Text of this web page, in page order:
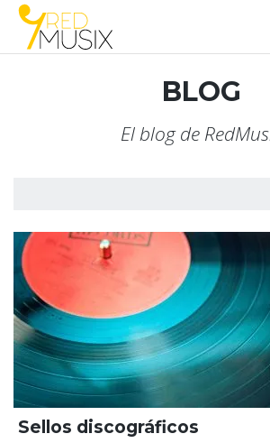
Saltar
contenido
BLOG
El blog de
Sellos discográficos